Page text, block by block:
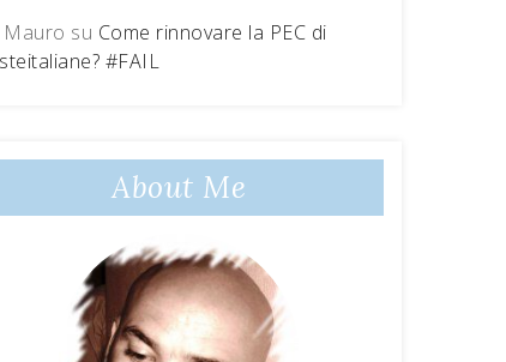
Mauro su Come rinnovare la PEC di
#FAIL
About Me